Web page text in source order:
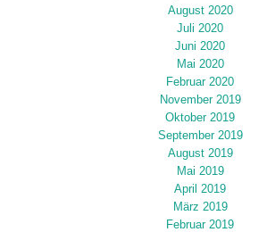
August 2020
Juli 2020
Juni 2020
Mai 2020
Februar 2020
November 2019
Oktober 2019
September 2019
August 2019
Mai 2019
April 2019
März 2019
Februar 2019